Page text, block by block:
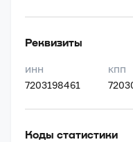
Реквизиты
ИНН
7203198461
КПП
Коды статистики